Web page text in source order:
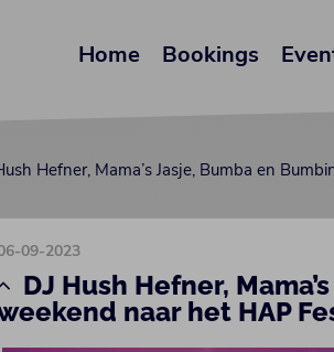
Home Bookings
Hefner, Mama’s Jasje, Bumba en
09-2023
DJ Hush Hefner,
naar het HAP